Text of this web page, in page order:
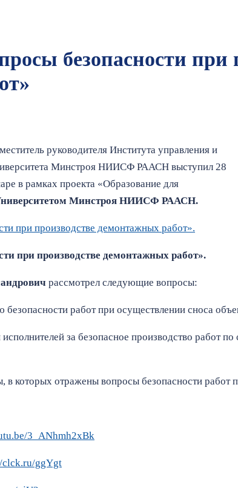
безопасности при
руководителя Института управления и
Минстроя НИИСФ РААСН выступил 28
в рамках проекта «Образование для
Минстроя НИИСФ РААСН.
при производстве демонтажных работ».
при производстве демонтажных работ».
рассмотрел следующие вопросы:
работ при осуществлении сноса
за безопасное производство работ
которых отражены вопросы безопасности работ
3_ANhmh2xBk
clck.ru/ggYgt